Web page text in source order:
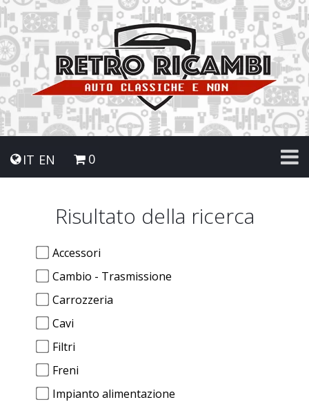
IT EN 0
Risultato della ricerca
Accessori
Cambio - Trasmissione
Carrozzeria
Cavi
Filtri
Freni
Impianto alimentazione